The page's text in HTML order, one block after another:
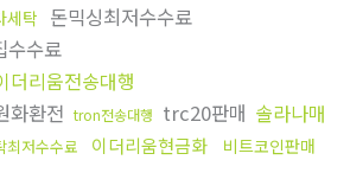
세탁 돈믹싱최저수수료
수수료
더리움전송대행
화환전 tron전송대행 trc20판매 솔라나매
최저수수료 이더리움현금화
비트코인판매